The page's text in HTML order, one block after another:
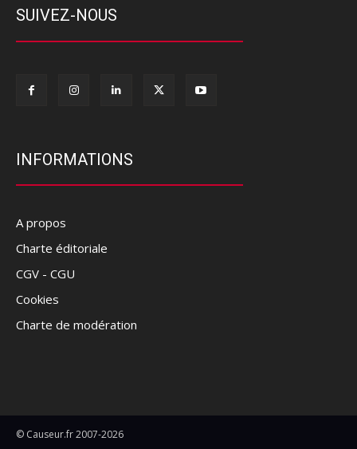
SUIVEZ-NOUS
INFORMATIONS
A propos
Charte éditoriale
CGV - CGU
Cookies
Charte de modération
© Causeur.fr 2007-2026